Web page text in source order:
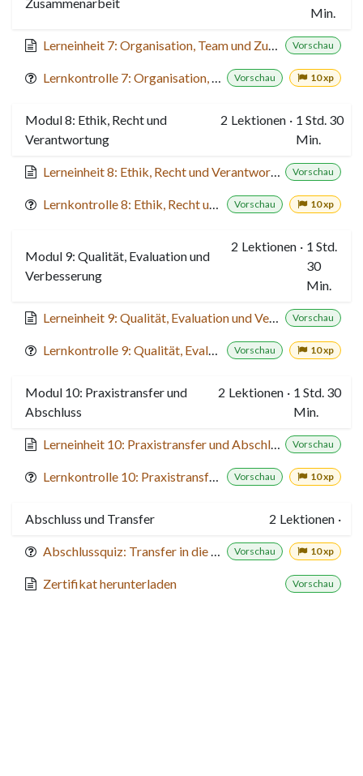
Min.
Lerneinheit 7: Organisation, Team und Zusammenarbeit Vorschau
Lernkontrolle 7: Organisation, Team und Zusammenarbeit Vorschau 10 xp
Modul 8: Ethik, Recht und
Verantwortung
2 Lektionen · 1 Std. 30
Min.
Lerneinheit 8: Ethik, Recht und Verantwortung Vorschau
Lernkontrolle 8: Ethik, Recht und Verantwortung Vorschau 10 xp
Modul 9: Qualität, Evaluation und
Verbesserung
2 Lektionen · 1 Std.
30
Min.
Lerneinheit 9: Qualität, Evaluation und Verbesserung Vorschau
Lernkontrolle 9: Qualität, Evaluation und Verbesserung Vorschau 10 xp
Modul 10: Praxistransfer und
Abschluss
2 Lektionen · 1 Std. 30
Min.
Lerneinheit 10: Praxistransfer und Abschluss Vorschau
Lernkontrolle 10: Praxistransfer und Abschluss Vorschau 10 xp
Abschluss und Transfer 2 Lektionen ·
Abschlussquiz: Transfer in die Praxis Vorschau 10 xp
Zertifikat herunterladen Vorschau